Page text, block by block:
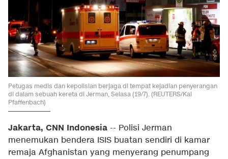
Petugas medis dan kepolisian berjaga di tempat kejadian penyerangan
di dalam sebuah kereta di Jerman, Selasa (19/7). (REUTERS/Kai
Pfaffenbach)
Jakarta, CNN Indonesia -- Polisi Jerman
menemukan bendera ISIS buatan sendiri di kamar
remaja Afghanistan yang menyerang penumpang